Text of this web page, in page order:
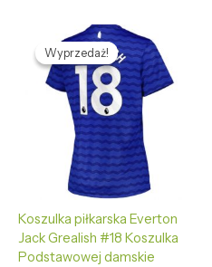
Wyprzedaż!
Wyprzedaż!
Koszulka piłkarska Everton
Jack Grealish #18 Koszulka
Podstawowej damskie
Pierwotna
cena
wynosiła:
469,58 zł.
Aktualna
cena
wynosi:
132,65 zł.